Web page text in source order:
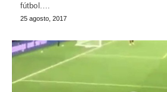
fútbol.…
25 agosto, 2017